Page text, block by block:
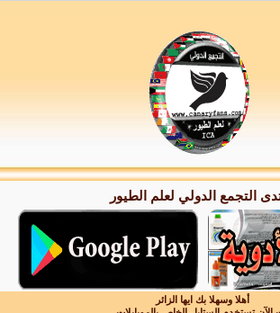
التجمع الدولي لعلم الطيور
أهلا وسهلا بك ايها الزائر